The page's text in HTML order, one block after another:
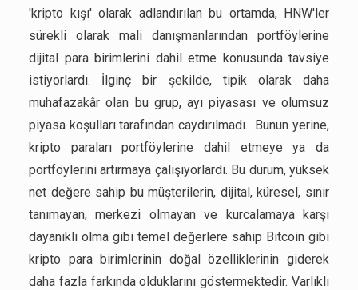
'kripto kışı' olarak adlandırılan bu ortamda, HNW'ler
sürekli olarak mali danışmanlarından portföylerine
dijital para birimlerini dahil etme konusunda tavsiye
istiyorlardı. İlginç bir şekilde, tipik olarak daha
muhafazakâr olan bu grup, ayı piyasası ve olumsuz
piyasa koşulları tarafından caydırılmadı. Bunun yerine,
kripto paraları portföylerine dahil etmeye ya da
portföylerini artırmaya çalışıyorlardı. Bu durum, yüksek
net değere sahip bu müşterilerin, dijital, küresel, sınır
tanımayan, merkezi olmayan ve kurcalamaya karşı
dayanıklı olma gibi temel değerlere sahip Bitcoin gibi
kripto para birimlerinin doğal özelliklerinin giderek
daha fazla farkında olduklarını göstermektedir. Varlıklı